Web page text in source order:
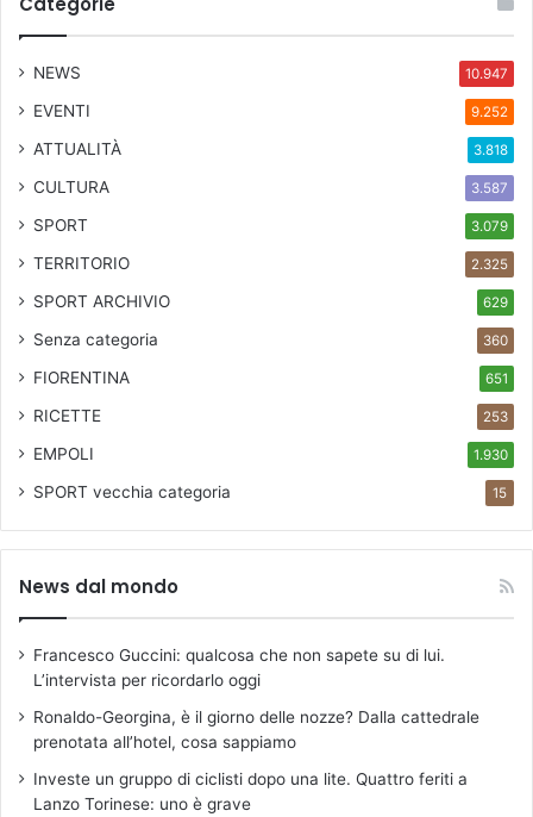
NEWS 10.947
EVENTI 9.252
ATTUALITÀ 3.818
CULTURA 3.587
SPORT 3.079
TERRITORIO 2.325
SPORT ARCHIVIO 629
Senza categoria 360
FIORENTINA 651
RICETTE 253
EMPOLI 1.930
SPORT vecchia categoria 15
News dal mondo
Francesco Guccini: qualcosa che non sapete su di lui.
L’intervista per ricordarlo oggi
Ronaldo-Georgina, è il giorno delle nozze? Dalla cattedrale
prenotata all’hotel, cosa sappiamo
Investe un gruppo di ciclisti dopo una lite. Quattro feriti a
Lanzo Torinese: uno è grave